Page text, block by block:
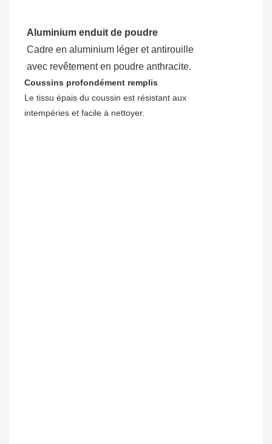
Aluminium enduit de poudre
Cadre en aluminium léger et antirouille
avec revêtement en poudre anthracite.
Coussins profondément remplis
Le tissu épais du coussin est résistant aux
intempéries et facile à nettoyer.